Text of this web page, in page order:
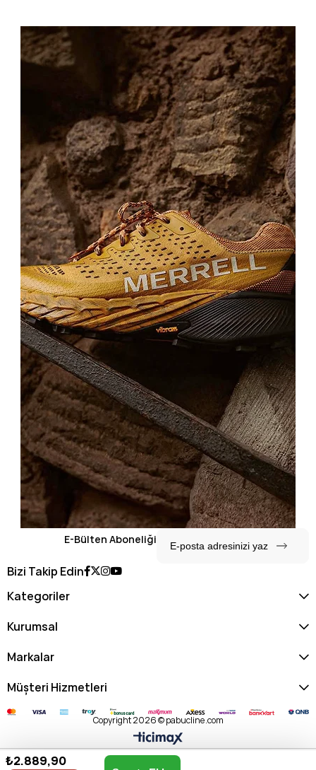
E-Bülten Aboneliği
Bizi Takip Edin
Kategoriler
Kurumsal
Markalar
Müşteri Hizmetleri
Copyright 2026 © pabucline.com
₺2.889,90